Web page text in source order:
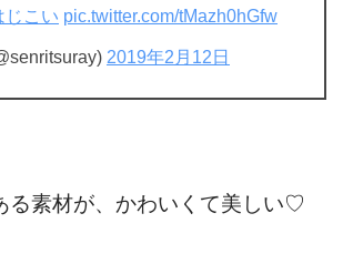
じこい pic.twitter.com/tMazh0hGfw
2019年2月12日
る素材が、かわいくて美しい♡